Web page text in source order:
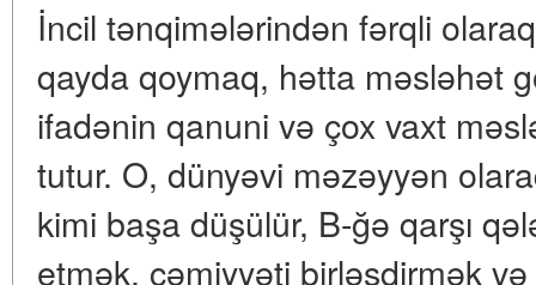
İncil tənqimələrindən fərqli
qayda qoymaq, hətta məsləhət
ifadənin qanuni və çox vaxt
tutur. O, dünyəvi məzəyyən
kimi başa düşülür, B-ğə qarşı
etmək, cəmiyyəti birləşdirmək